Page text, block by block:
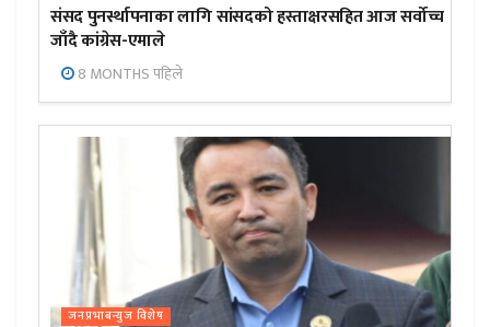
संसद पुनर्स्थापनाका लागि सांसदको हस्ताक्षरसहित आज सर्वोच्च
जाँदै कांग्रेस-एमाले
8 MONTHS पहिले
जनप्रभाबन्युज विशेष